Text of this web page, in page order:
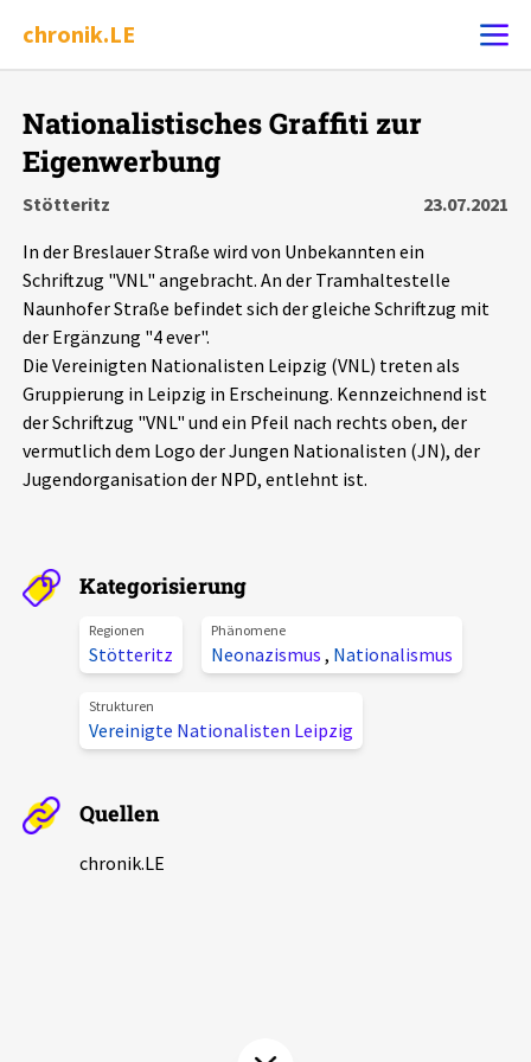
chronik.LE
Ereignis melden
Chronik
Dossiers
Leipziger Zustände
Schlaglichter
Phänomene
Veranstaltungen
Pressemitteilungen
Über uns
Projektbeschreibung
Kontakt
Unterstützer_innen
Nationalistisches Graffiti zur
Eigenwerbung
Stötteritz
23.07.2021
In der Breslauer Straße wird von Unbekannten ein
Schriftzug "VNL" angebracht. An der Tramhaltestelle
Naunhofer Straße befindet sich der gleiche Schriftzug mit
der Ergänzung "4 ever".
Die Vereinigten Nationalisten Leipzig (VNL) treten als
Gruppierung in Leipzig in Erscheinung. Kennzeichnend ist
der Schriftzug "VNL" und ein Pfeil nach rechts oben, der
vermutlich dem Logo der Jungen Nationalisten (JN), der
Jugendorganisation der NPD, entlehnt ist.
Kategorisierung
Regionen
Stötteritz
Phänomene
Neonazismus , Nationalismus
Strukturen
Vereinigte Nationalisten Leipzig
Quellen
chronik.LE
Alle Ereignisse
7502Ereignisse
Ereignisse
Exportieren ? Filter Erklärungen